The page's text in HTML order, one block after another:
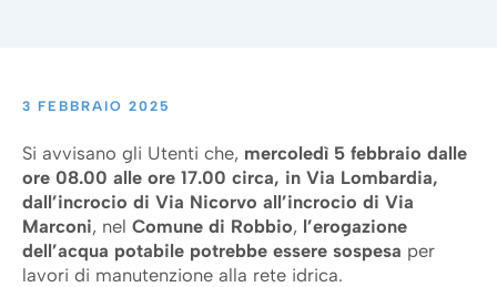
3 FEBBRAIO 2025
Si avvisano gli Utenti che, mercoledì 5 febbraio dalle
ore 08.00 alle ore 17.00 circa, in Via Lombardia,
dall’incrocio di Via Nicorvo all’incrocio di Via
Marconi, nel Comune di Robbio, l’erogazione
dell’acqua potabile potrebbe essere sospesa per
lavori di manutenzione alla rete idrica.